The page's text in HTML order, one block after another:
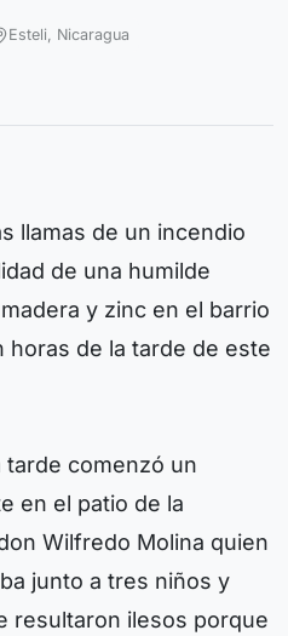
Esteli, Nicaragua
llamas de un incendio
de una humilde
y zinc en el barrio
horas de la tarde de este
tarde comenzó un
en el patio de la
Wilfredo Molina quien
junto a tres niños y
resultaron ilesos porque